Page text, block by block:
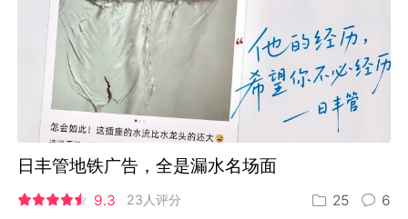
日丰管地铁广告，全是漏水名场面
9.3 23人评分 25 6